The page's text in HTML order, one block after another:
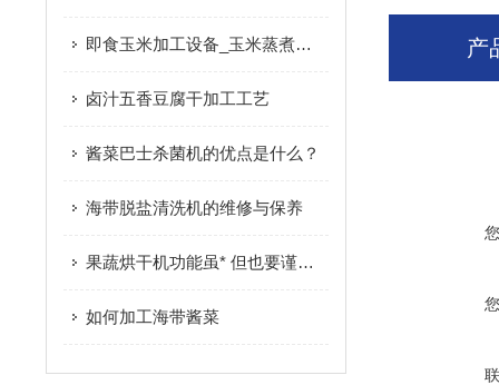
即食玉米加工设备_玉米蒸煮机|产品推荐
卤汁五香豆腐干加工工艺
酱菜巴士杀菌机的优点是什么？
海带脱盐清洗机的维修与保养
果蔬烘干机功能虽* 但也要谨慎购买
如何加工海带酱菜
产